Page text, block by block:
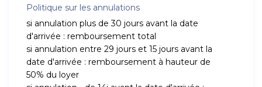
Politique sur les annulations
si annulation plus de 30 jours avant la date
d'arrivée : remboursement total
si annulation entre 29 jours et 15 jours avant la
date d'arrivée : remboursement à hauteur de
50% du loyer